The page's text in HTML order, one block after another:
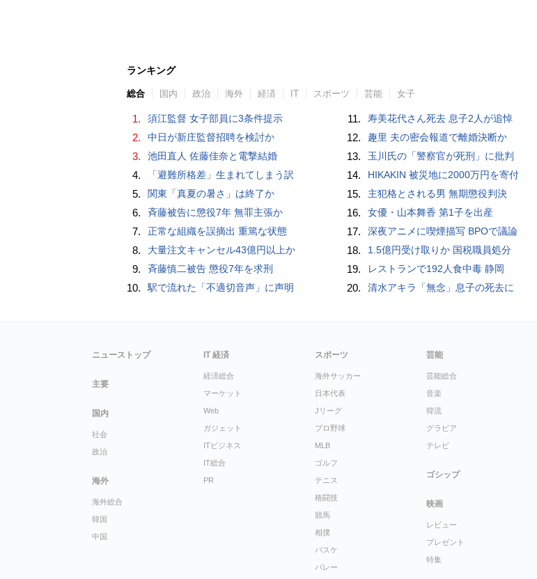
ランキング
総合 国内 政治 海外 経済 IT スポーツ 芸能 女子
1. 須江監督 女子部員に3条件提示
2. 中日が新庄監督招聘を検討か
3. 池田直人 佐藤佳奈と電撃結婚
4. 「避難所格差」生まれてしまう訳
5. 関東「真夏の暑さ」は終了か
6. 斉藤被告に懲役7年 無罪主張か
7. 正常な組織を誤摘出 重篤な状態
8. 大量注文キャンセル43億円以上か
9. 斉藤慎二被告 懲役7年を求刑
10. 駅で流れた「不適切音声」に声明
11. 寿美花代さん死去 息子2人が追悼
12. 趣里 夫の密会報道で離婚決断か
13. 玉川氏の「警察官が死刑」に批判
14. HIKAKIN 被災地に2000万円を寄付
15. 主犯格とされる男 無期懲役判決
16. 女優・山本舞香 第1子を出産
17. 深夜アニメに喫煙描写 BPOで議論
18. 1.5億円受け取りか 国税職員処分
19. レストランで192人食中毒 静岡
20. 清水アキラ「無念」息子の死去に
ニューストップ
主要
国内
社会
政治
海外
海外総合
韓国
中国
IT 経済
経済総合
マーケット
Web
ガジェット
ITビジネス
IT総合
PR
スポーツ
海外サッカー
日本代表
Jリーグ
プロ野球
MLB
ゴルフ
テニス
格闘技
競馬
相撲
バスケ
バレー
芸能
芸能総合
音楽
韓流
グラビア
テレビ
ゴシップ
映画
レビュー
プレゼント
特集